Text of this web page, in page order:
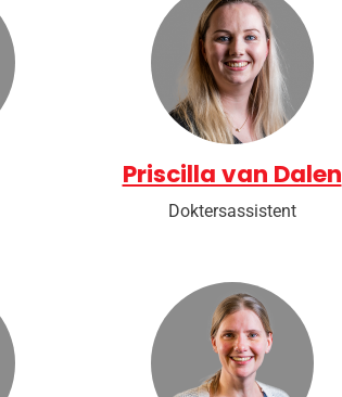
Priscilla van Dalen
Doktersassistent